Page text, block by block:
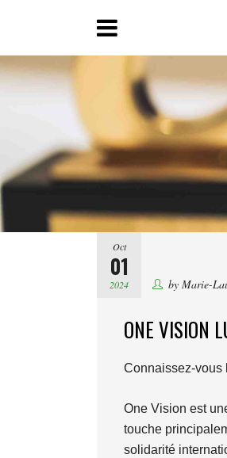
Oct
01
2024 by Marie-
ONE VISION
Connaissez-vous
One Vision est
touche
solidarité